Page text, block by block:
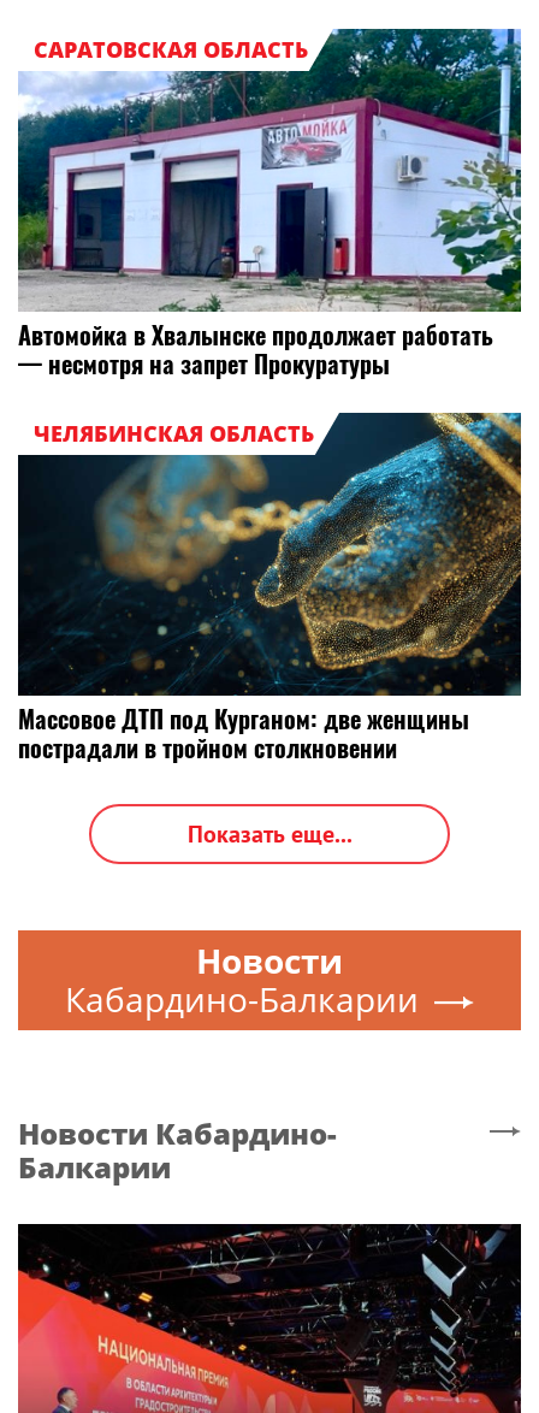
САРАТОВСКАЯ ОБЛАСТЬ
Автомойка в Хвалынске продолжает работать
— несмотря на запрет Прокуратуры
ЧЕЛЯБИНСКАЯ ОБЛАСТЬ
Массовое ДТП под Курганом: две женщины
пострадали в тройном столкновении
Показать еще...
Новости
Кабардино-Балкарии
Новости Кабардино-
Балкарии